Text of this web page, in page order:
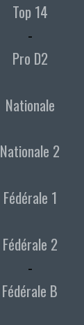
Top 14
-
Pro D2
Nationale
Nationale 2
Fédérale 1
Fédérale 2
-
Fédérale B